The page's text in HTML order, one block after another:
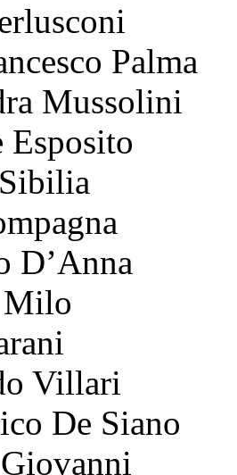
Palma
Mussolini
Esposito
D’Anna
Villari
De Siano